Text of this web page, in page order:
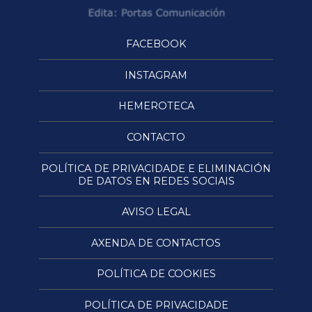
FACEBOOK
INSTAGRAM
HEMEROTECA
CONTACTO
POLÍTICA DE PRIVACIDADE E ELIMINACIÓN
DE DATOS EN REDES SOCIAIS
AVISO LEGAL
AXENDA DE CONTACTOS
POLÍTICA DE COOKIES
POLÍTICA DE PRIVACIDADE